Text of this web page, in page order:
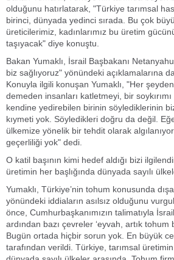
olduğunu hatırlatarak, "Türkiye tarımsal
birinci, dünyada yedinci sırada. Bu çok
üreticilerimiz, kadınlarımız bu üretim
taşıyacak" diye konuştu.
Bakan Yumaklı, İsrail Başbakanı
biz sağlıyoruz" yönündeki açıklamalarına
Konuyla ilgili konuşan Yumaklı, "Her
demeden insanları katletmeyi, bir
kendine yedirebilen birinin söylediklerinin
kıymeti yok. Söyledikleri doğru da değil.
ülkemize yönelik bir tehdit olarak
geçerliliği yok" dedi.
O katil başının kimi hedef aldığı bizi
üretimin her başlığında dünyada sayılı
Yumaklı, Türkiye’nin tohum konusunda
yönündeki iddiaların asılsız olduğunu
önce, Cumhurbaşkanımızın talimatıyla
ardından bazı çevreler ‘eyvah, artık tohum
Bugün ortada hiçbir sorun yok. En büyük
tarafından verildi. Türkiye, tarımsal üretimin